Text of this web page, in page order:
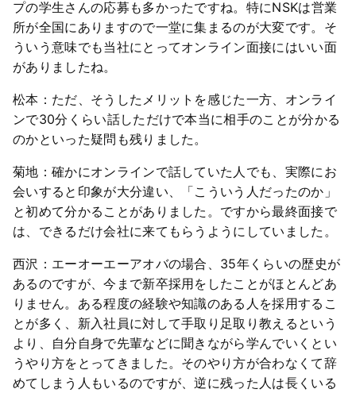
プの学生さんの応募も多かったですね。特にNSKは営業
所が全国にありますので一堂に集まるのが大変です。そ
ういう意味でも当社にとってオンライン面接にはいい面
がありましたね。
松本：ただ、そうしたメリットを感じた一方、オンライ
ンで30分くらい話しただけで本当に相手のことが分かる
のかといった疑問も残りました。
菊地：確かにオンラインで話していた人でも、実際にお
会いすると印象が大分違い、「こういう人だったのか」
と初めて分かることがありました。ですから最終面接で
は、できるだけ会社に来てもらうようにしていました。
西沢：エーオーエーアオバの場合、35年くらいの歴史が
あるのですが、今まで新卒採用をしたことがほとんどあ
りません。ある程度の経験や知識のある人を採用するこ
とが多く、新入社員に対して手取り足取り教えるという
より、自分自身で先輩などに聞きながら学んでいくとい
うやり方をとってきました。そのやり方が合わなくて辞
めてしまう人もいるのですが、逆に残った人は長くいる